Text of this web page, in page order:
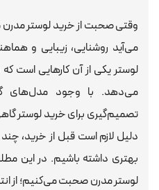
وقتی صحبت از خرید لوستر
می‌آید روشنایی، زیبایی و
لوستر یکی از آن کارهایی است
می‌دهد. با وجود مدل‌های
تصمیم‌گیری برای خرید لوستر
دلیل لازم است قبل از خرید،
بهتری داشته باشیم. در این
لوستر مدرن صحبت می‌کنیم؛ از